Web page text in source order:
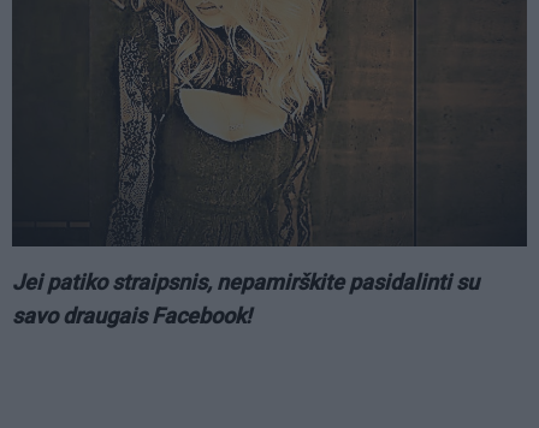
Jei patiko straipsnis, nepamirškite pasidalinti su
savo draugais Facebook!